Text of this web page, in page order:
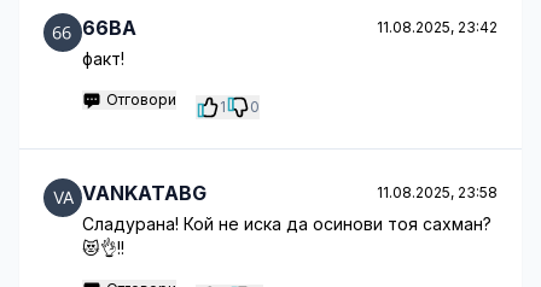
66BA 11.08.2025, 23:42
факт!
Отговори 1 0
VANKATABG 11.08.2025, 23:58
Сладурана! Кой не иска да осинови тоя сахман?
😻👌!!